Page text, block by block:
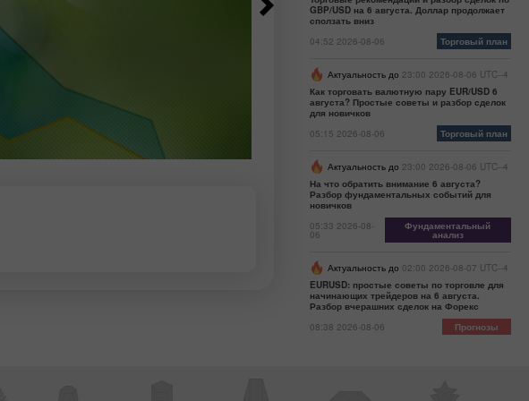
GBP/USD на 6 августа. Доллар продолжает
сползать вниз
04:52 2026-08-06
Торговый план
Актуальность до 23:00 2026-08-06 UTC--4
Как торговать валютную пару EUR/USD 6
августа? Простые советы и разбор сделок
для новичков
05:15 2026-08-06
Торговый план
Актуальность до 23:00 2026-08-06 UTC--4
На что обратить внимание 6 августа?
Разбор фундаментальных событий для
новичков
05:33 2026-08-
06
Фундаментальный
анализ
Актуальность до 02:00 2026-08-07 UTC--4
EURUSD: простые советы по торговле для
начинающих трейдеров на 6 августа.
Разбор вчерашних сделок на Форекс
08:38 2026-08-06
Прогнозы